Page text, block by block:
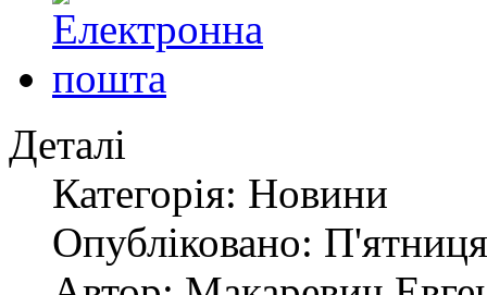
Деталі
Категорія: Новини
Опубліковано: